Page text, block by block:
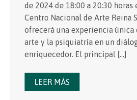
de 2024 de 18:00 a 20:30 horas
Centro Nacional de Arte Reina
ofrecerá una experiencia única
arte y la psiquiatría en un
enriquecedor. El principal […]
LEER MÁS